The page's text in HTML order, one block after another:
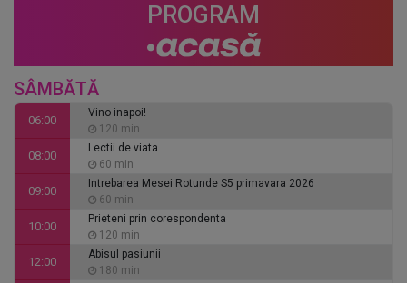
PROGRAM
SÂMBĂTĂ
06:00
Vino inapoi!
120 min
08:00
Lectii de viata
60 min
09:00
Intrebarea Mesei Rotunde S5 primavara 2026
60 min
10:00
Prieteni prin corespondenta
120 min
12:00
Abisul pasiunii
180 min